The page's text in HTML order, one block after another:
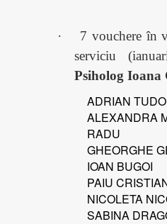
·
7 vouchere în
serviciu
Psiholog Ioana
ADRIAN
ALEXANDRA
RADU
GHEORGHE
IOAN BUGOI
PAIU
NICOLETA
SABINA